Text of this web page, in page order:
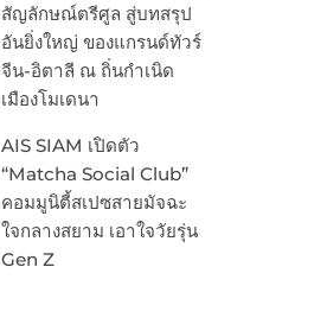
สัญลักษณ์ตรีศูล สู่บทสรุป
อันยิ่งใหญ่ ของแกรนด์ทัวร์
จีน-อิตาลี ณ ถิ่นกำเนิด
เมืองโมเดนา
AIS SIAM เปิดตัว
“Matcha Social Club”
คอมมูนิตี้สเปซสายมัจฉะ
ใจกลางสยาม เอาใจวัยรุ่น
Gen Z